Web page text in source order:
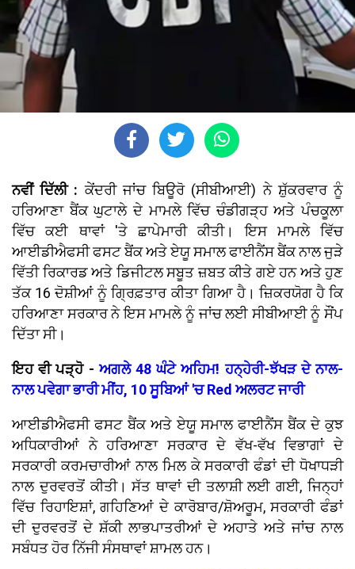
ਨਵੀਂ ਦਿੱਲੀ : ਕੇਂਦਰੀ ਜਾਂਚ ਬਿਊਰੋ (ਸੀਬੀਆਈ) ਨੇ ਸ਼ੁੱਕਰਵਾਰ ਨੂੰ
ਹਰਿਆਣਾ ਬੈਂਕ ਘੁਟਾਲੇ ਦੇ ਮਾਮਲੇ ਵਿੱਚ ਚੰਡੀਗੜ੍ਹ ਅਤੇ ਪੰਚਕੂਲਾ
ਵਿੱਚ ਕਈ ਥਾਵਾਂ 'ਤੇ ਛਾਪੇਮਾਰੀ ਕੀਤੀ। ਇਸ ਮਾਮਲੇ ਵਿੱਚ
ਆਈਡੀਐਫਸੀ ਫਸਟ ਬੈਂਕ ਅਤੇ ਏਯੂ ਸਮਾਲ ਫਾਈਨੈਂਸ ਬੈਂਕ ਨਾਲ ਜੁੜੇ
ਵਿੱਤੀ ਰਿਕਾਰਡ ਅਤੇ ਡਿਜੀਟਲ ਸਬੂਤ ਜ਼ਬਤ ਕੀਤੇ ਗਏ ਹਨ ਅਤੇ ਹੁਣ
ਤੱਕ 16 ਦੋਸ਼ੀਆਂ ਨੂੰ ਗ੍ਰਿਫ਼ਤਾਰ ਕੀਤਾ ਗਿਆ ਹੈ। ਜ਼ਿਕਰਯੋਗ ਹੈ ਕਿ
ਹਰਿਆਣਾ ਸਰਕਾਰ ਨੇ ਇਸ ਮਾਮਲੇ ਨੂੰ ਜਾਂਚ ਲਈ ਸੀਬੀਆਈ ਨੂੰ ਸੌਂਪ
ਦਿੱਤਾ ਸੀ।
ਇਹ ਵੀ ਪੜ੍ਹੋ -ਅਗਲੇ 48 ਘੰਟੇ ਅਹਿਮ! ਹਨ੍ਹੇਰੀ-ਝੱਖੜ ਦੇ ਨਾਲ-
ਨਾਲ ਪਵੇਗਾ ਭਾਰੀ ਮੀਂਹ, 10 ਸੂਬਿਆਂ 'ਚ Red ਅਲਰਟ ਜਾਰੀ
ਆਈਡੀਐਫਸੀ ਫਸਟ ਬੈਂਕ ਅਤੇ ਏਯੂ ਸਮਾਲ ਫਾਈਨੈਂਸ ਬੈਂਕ ਦੇ ਕੁਝ
ਅਧਿਕਾਰੀਆਂ ਨੇ ਹਰਿਆਣਾ ਸਰਕਾਰ ਦੇ ਵੱਖ-ਵੱਖ ਵਿਭਾਗਾਂ ਦੇ
ਸਰਕਾਰੀ ਕਰਮਚਾਰੀਆਂ ਨਾਲ ਮਿਲ ਕੇ ਸਰਕਾਰੀ ਫੰਡਾਂ ਦੀ ਧੋਖਾਧੜੀ
ਨਾਲ ਦੁਰਵਰਤੋਂ ਕੀਤੀ। ਸੱਤ ਥਾਵਾਂ ਦੀ ਤਲਾਸ਼ੀ ਲਈ ਗਈ, ਜਿਨ੍ਹਾਂ
ਵਿੱਚ ਰਿਹਾਇਸ਼ਾਂ, ਗਹਿਣਿਆਂ ਦੇ ਕਾਰੋਬਾਰ/ਸ਼ੋਅਰੂਮ, ਸਰਕਾਰੀ ਫੰਡਾਂ
ਦੀ ਦੁਰਵਰਤੋਂ ਦੇ ਸ਼ੱਕੀ ਲਾਭਪਾਤਰੀਆਂ ਦੇ ਅਹਾਤੇ ਅਤੇ ਜਾਂਚ ਨਾਲ
ਸਬੰਧਤ ਹੋਰ ਨਿੱਜੀ ਸੰਸਥਾਵਾਂ ਸ਼ਾਮਲ ਹਨ।